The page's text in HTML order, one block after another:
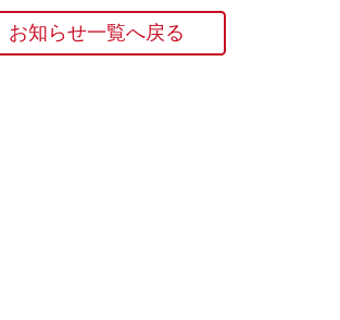
お知らせ一覧へ戻る